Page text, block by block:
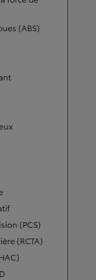
(ABS)
(PCS)
(RCTA)